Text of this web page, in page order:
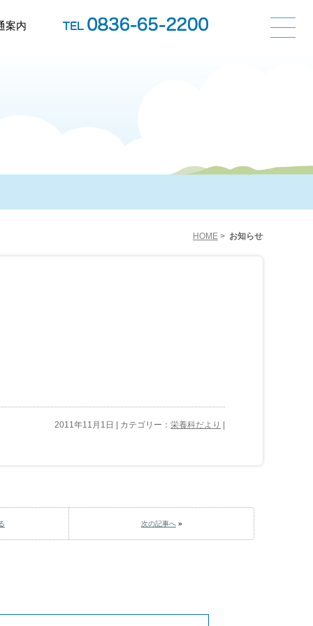
案内
HOME > お知らせ
2011年11月1日 | カテゴリー：栄養科だより |
次の記事へ»